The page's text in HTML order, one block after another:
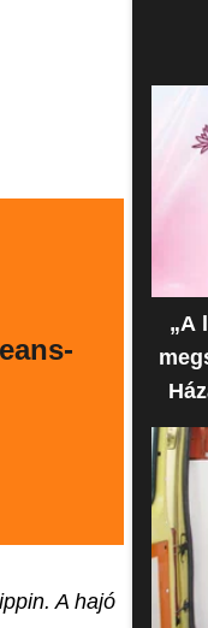
A hajó
„A